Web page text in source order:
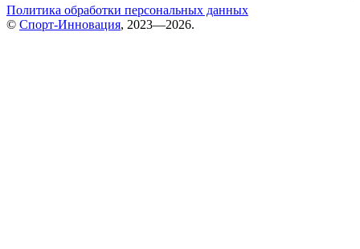
Политика обработки персональных данных
© Спорт-Инновация, 2023—2026.